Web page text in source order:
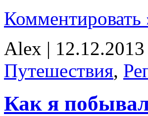
Комментировать
Alex |
Путешествия,
Как я